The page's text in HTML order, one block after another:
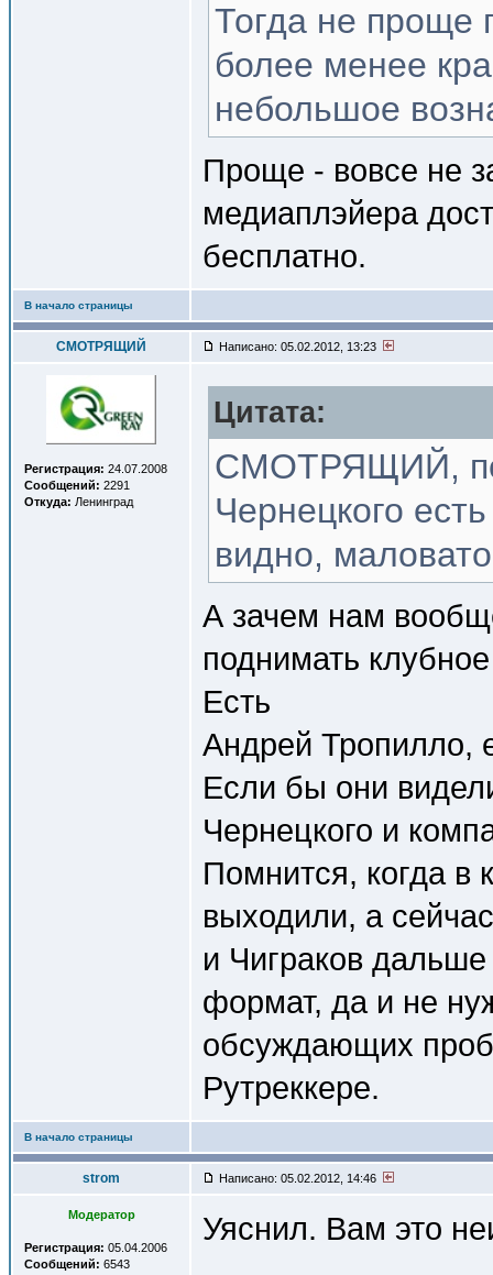
Тогда не проще
более менее
небольшое
Проще - вовсе не
медиаплэйера
бесплатно.
В начало страницы
СМОТРЯЩИЙ Написано: 05.02.2012, 13:23
Регистрация: 24.07.2008
Сообщений: 2291
Откуда: Ленинград
Цитата:
СМОТРЯЩИЙ,
Чернецкого
видно,
А зачем нам
поднимать
Есть
Андрей Тропилло,
Если бы они
Чернецкого и
Помнится, когда в
выходили, а сейчас
и Чиграков
формат, да и не
обсуждающих
Рутреккере.
В начало страницы
strom Написано: 05.02.2012, 14:46
Модератор
Регистрация: 05.04.2006
Сообщений: 6543
Уяснил. Вам это